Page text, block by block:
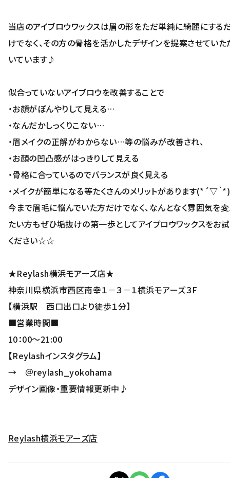
当店のアイブロウワックスは眉の形をただ単純に綺麗にする
けでなく、その方の骨格を活かしたデザインを提案させていた
いています♪
似合っていないアイブロウを改善することで
・お顔がぼんやりして見える…
・なんだかしっくりこない…
・眉メイクの正解がわからない…等の悩みが改善され、
・お顔の凹凸感がはっきりして見える
・骨格に合っているのでバランスが良く見える
・メイクが簡単になる等たくさんのメリットがあります(*´▽｀*)
今まで眉毛に悩んでいた方だけでなく、なんとなく雰囲気を
たい方もぜひ垢抜けの第一歩としてアイブロウワックスをお
ください☆☆
★Reylash横浜モアーズ店★
神奈川県横浜市西区南幸１－３－１横浜モアーズ３F
【横浜駅 西口出口より徒歩１分】
■営業時間■
10：00～21:00
【Reylashインスタグラム】
→ ＠reylash_yokohama
デザイン画像・重要情報更新中♪
Reylash横浜モアーズ店